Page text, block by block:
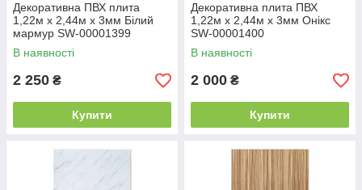
Декоративна ПВХ плита
1,22м х 2,44м х 3мм Білий
мармур SW-00001399
В наявності
2 250 ₴
Купити
Декоративна плита ПВХ
1,22м х 2,44м х 3мм Онікс
SW-00001400
В наявності
2 000 ₴
Купити